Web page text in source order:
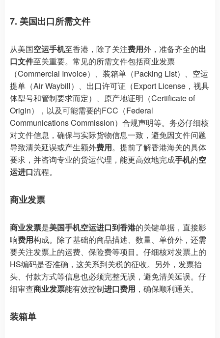
7. 美国出口所需文件
从美国空运手机至香港，除了关注费用外，准备齐全的出
口文件至关重要。常见的所需文件包括商业发票
（Commercial Invoice）、装箱单（Packing List）、空运
提单（Air Waybill）、出口许可证（Export License，视具
体型号和管制要求而定）、原产地证明（Certificate of
Origin），以及可能需要的FCC（Federal
Communications Commission）合规声明等。务必仔细核
对文件信息，确保与实际货物信息一致，避免因文件问题
导致清关延误或产生额外费用。提前了解香港海关的具体
要求，并咨询专业的货运代理，能更高效地完成手机的空
运进口流程。
商业发票
商业发票是美国手机空运进口到香港的关键单据，直接影
响费用构成。除了基础的商品描述、数量、单价外，还需
要关注发票上的运费、保险费等项目。仔细核对发票上的
HS编码是否准确，这关系到关税的征收。另外，发票抬
头、付款方式等信息也必须完整无误，避免清关延误。仔
细审查商业发票能有效控制进口费用 ，确保顺利通关。
装箱单